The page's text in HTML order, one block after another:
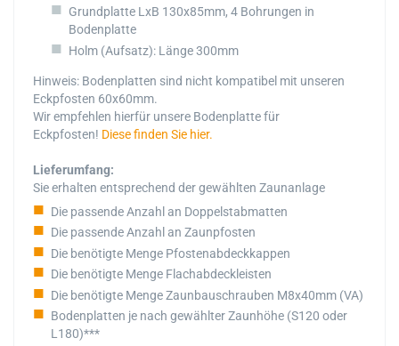
Grundplatte LxB 130x85mm, 4 Bohrungen in
Bodenplatte
Holm (Aufsatz): Länge 300mm
Hinweis: Bodenplatten sind nicht kompatibel mit unseren
Eckpfosten 60x60mm.
Wir empfehlen hierfür unsere Bodenplatte für
Eckpfosten! Diese finden Sie hier.
Lieferumfang:
Sie erhalten entsprechend der gewählten Zaunanlage
Die passende Anzahl an Doppelstabmatten
Die passende Anzahl an Zaunpfosten
Die benötigte Menge Pfostenabdeckkappen
Die benötigte Menge Flachabdeckleisten
Die benötigte Menge Zaunbauschrauben M8x40mm (VA)
Bodenplatten je nach gewählter Zaunhöhe (S120 oder
L180)***